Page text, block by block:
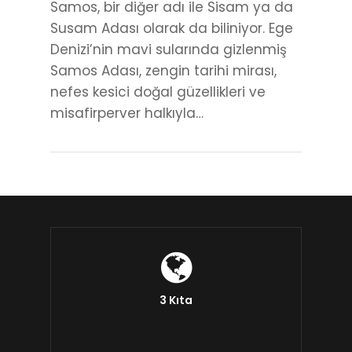
Samos, bir diğer adı ile Sisam ya da
Susam Adası olarak da biliniyor. Ege
Denizi’nin mavi sularında gizlenmiş
Samos Adası, zengin tarihi mirası,
nefes kesici doğal güzellikleri ve
misafirperver halkıyla…
3 Kıta